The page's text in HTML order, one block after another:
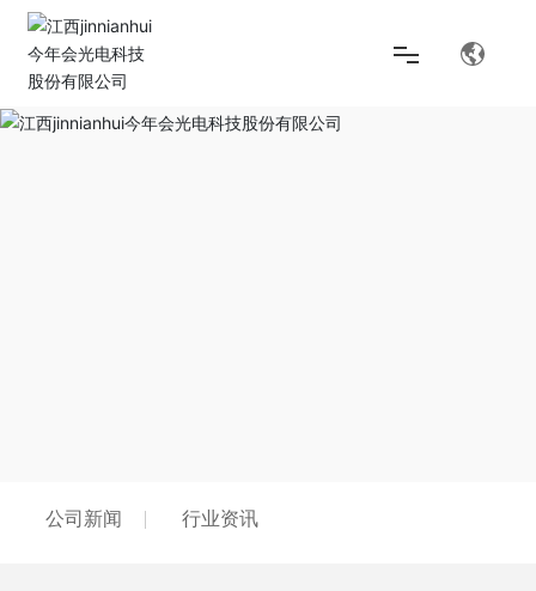
公司新闻 行业资讯